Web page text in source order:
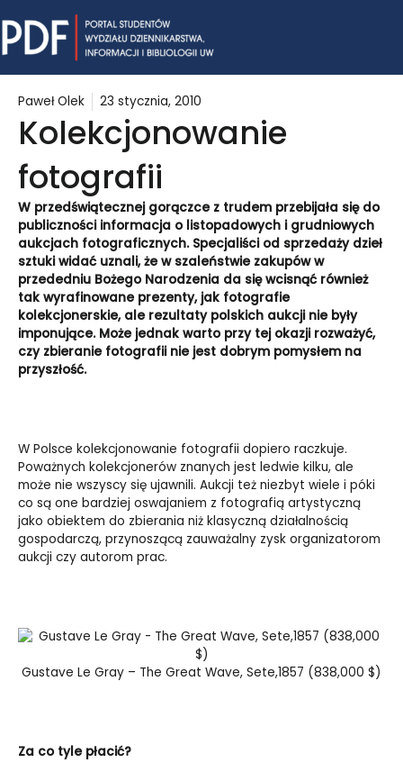
to
content
Paweł Olek 23 stycznia, 2010
Kolekcjonowanie
fotografii
W przedświątecznej gorączce z trudem przebijała się do
publiczności informacja o listopadowych i grudniowych
aukcjach fotograficznych. Specjaliści od sprzedaży dzieł
sztuki widać uznali, że w szaleństwie zakupów w
przededniu Bożego Narodzenia da się wcisnąć również
tak wyrafinowane prezenty, jak fotografie
kolekcjonerskie, ale rezultaty polskich aukcji nie były
imponujące. Może jednak warto przy tej okazji rozważyć,
czy zbieranie fotografii nie jest dobrym pomysłem na
przyszłość.
W Polsce kolekcjonowanie fotografii dopiero raczkuje.
Poważnych kolekcjonerów znanych jest ledwie kilku, ale
może nie wszyscy się ujawnili. Aukcji też niezbyt wiele i póki
co są one bardziej oswajaniem z fotografią artystyczną
jako obiektem do zbierania niż klasyczną działalnością
gospodarczą, przynoszącą zauważalny zysk organizatorom
aukcji czy autorom prac.
Gustave Le Gray – The Great Wave, Sete,1857 (838,000 $)
Za co tyle płacić?